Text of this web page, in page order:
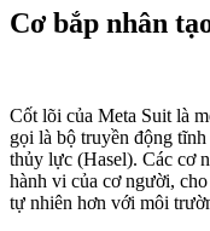
Cơ bắp nhân
Cốt lõi của Meta Suit là
gọi là bộ truyền động
thủy lực (Hasel). Các cơ
hành vi của cơ người,
tự nhiên hơn với môi